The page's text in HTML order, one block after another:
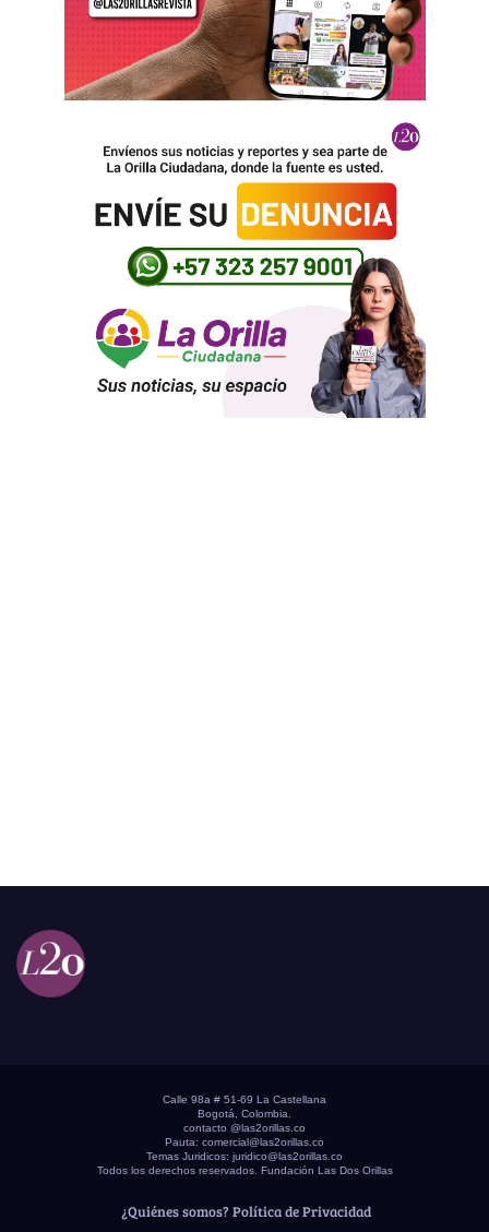
Calle 98a # 51-69 La Castellana
Bogotá, Colombia.
contacto @las2orillas.co
Pauta: comercial@las2orillas.co
Temas Juridicos: juridico@las2orillas.co
Todos los derechos reservados. Fundación Las Dos Orillas
¿Quiénes somos? Política de Privacidad